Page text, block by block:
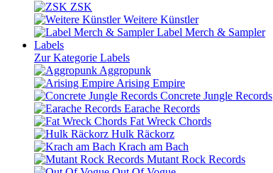
ZSK
Weitere Künstler
Label Merch & Sampler
Labels
Zur Kategorie Labels
Aggropunk
Arising Empire
Concrete Jungle Records
Earache Records
Fat Wreck Chords
Hulk Räckorz
Krach am Bach
Mutant Rock Records